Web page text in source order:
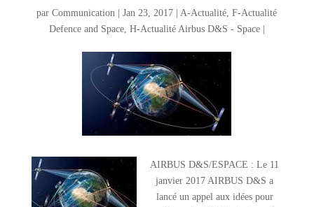
parCommunication |Jan 23, 2017 |A-Actualité,F-Actualité
Defence and Space, H-Actualité Airbus D&S - Space|
AIRBUS D&S/ESPACE : Le 11
janvier 2017 AIRBUS D&S a
lancé un appel aux idées pour